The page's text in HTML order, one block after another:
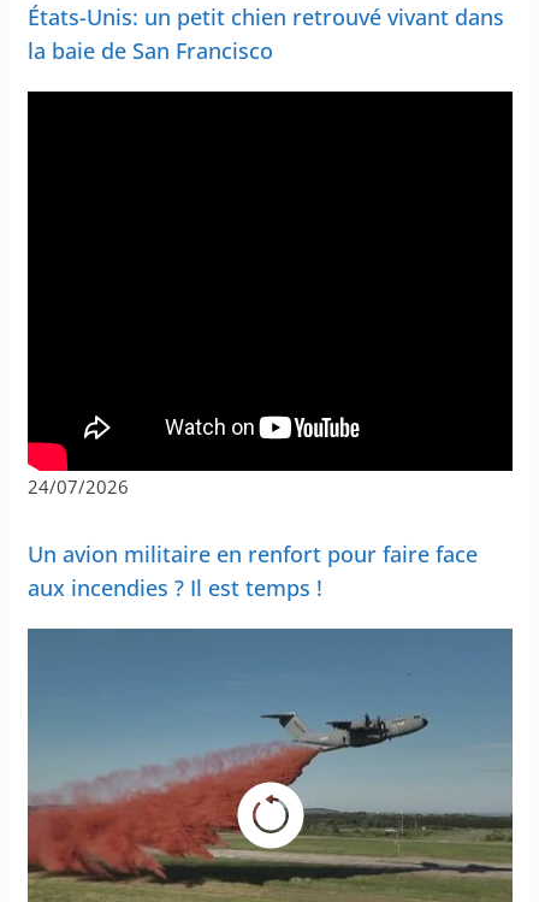
États-Unis: un petit chien retrouvé vivant dans
la baie de San Francisco
24/07/2026
Un avion militaire en renfort pour faire face
aux incendies ? Il est temps !